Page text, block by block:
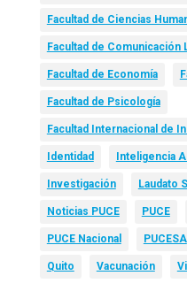
Facultad de Ciencias
Facultad de Comunicación
Facultad de Economía
Facultad de Psicología
Facultad Internacional de
Identidad Inteligencia
Investigación Laudato
Noticias PUCE PUCE
PUCE Nacional PUCESA
Quito Vacunación